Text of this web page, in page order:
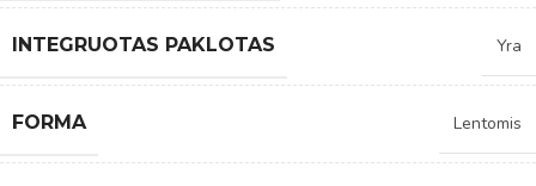
INTEGRUOTAS PAKLOTAS Yra
FORMA Lentomis